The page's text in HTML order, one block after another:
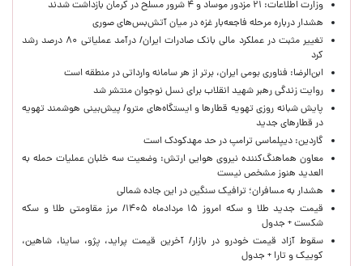
وزارت اطلاعات: ۲۱ مزدور موساد و ۴ شرور مسلح در کرمان بازداشت شدند
هشدار درباره مرحله فاجعه‌بار غزه در میان آتش‌بس‌های صوری
تغییر مثبت در عملکرد مالی بانک صادرات ایران/ درآمد عملیاتی ۸۰ درصد رشد
کرد
ابن‌الرضا: فناوری بومی ایران، برتر از هر سامانه وارداتی در منطقه است
روایت زندگی رهبر شهید انقلاب برای نسل نوجوان منتشر شد
پایش شبانه روزی تهویه قطارها و ایستگاه‌های مترو/ پیش‌بینی هوشمند تهویه
در قطارهای جدید
گاردین: دیپلماسی ترامپ در حد مهدکودک است
معاون هماهنگ‌کننده نیروی هوایی ارتش: وضعیت سه خلبان عملیات حمله به
العدید هنوز مشخص نیست
هشدار به مسافران؛ ترافیک سنگین در این جاده شمالی
قیمت جدید طلا و سکه امروز ۱۵ مردادماه ۱۴۰۵/ مرز مقاومتی طلا و سکه
شکست + جدول
سقوط آزاد قیمت خودرو در بازار/ آخرین قیمت پراید، پژو، ساینا، شاهین،
کوییک و تارا + جدول